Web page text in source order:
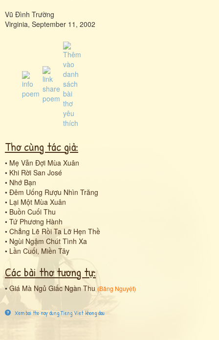
Vũ Ðình Trường
Virginia, September 11, 2002
Thơ cùng tác giả:
• Mẹ Vẫn Đợi Mùa Xuân
• Khi Rời San José
• Nhớ Bạn
• Đêm Uống Rượu Nhìn Trăng
• Lại Một Mùa Xuân
• Buồn Cuối Thu
• Tứ Phương Hành
• Chẳng Lẽ Rồi Ta Lỡ Hẹn Thề
• Ngùi Ngậm Chút Tình Xa
• Lần Cuối, Miền Tây
Các bài thơ tương tự:
•Giá Mà Ngủ Giấc Ngàn Thu (Băng Nguyệt)
Xem bai tho nay dung Tieng Viet khong dau